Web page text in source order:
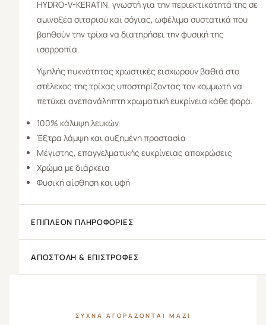
HYDRO-V-KERATIN, γνωστή για την περιεκτικότητά της σε
αμινοξέα σιταριού και σόγιας, ωφέλιμα συστατικά που
βοηθούν την τρίχα να διατηρήσει την φυσική της
ισορροπία.
Υψηλής πυκνότητας χρωστικές εισχωρούν βαθιά στο
στέλεχος της τρίχας υποστηρίζοντας τον κομμωτή να
πετύχει ανεπανάληπτη χρωματική ευκρίνεια κάθε φορά.
100% κάλυψη λευκών
Έξτρα λάμψη και αυξημένη προστασία
Μέγιστης, επαγγελματικής ευκρίνειας αποχρώσεις
Χρώμα με διάρκεια
Φυσική αίσθηση και υφή
ΕΠΙΠΛΈΟΝ ΠΛΗΡΟΦΟΡΊΕΣ
ΑΠΟΣΤΟΛΉ & ΕΠΙΣΤΡΟΦΈΣ
ΣΥΧΝΆ ΑΓΟΡΆΖΟΝΤΑΙ ΜΑΖΊ